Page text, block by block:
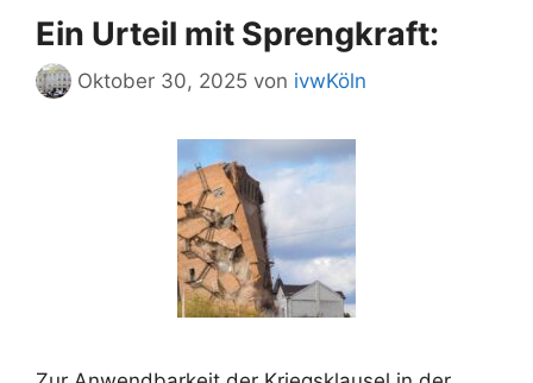
Ein Urteil mit Sprengkraft:
Oktober 30, 2025 von ivwKöln